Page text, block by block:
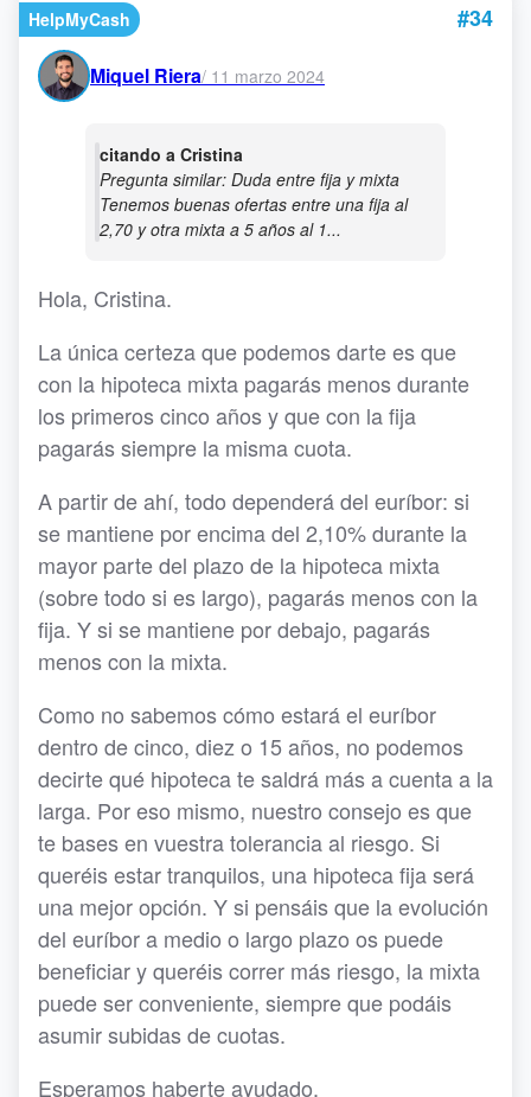
HelpMyCash #34
Miquel Riera/ 11 marzo 2024
citando a Cristina
Pregunta similar: Duda entre fija y mixta
Tenemos buenas ofertas entre una fija al
2,70 y otra mixta a 5 años al 1...
Hola, Cristina.
La única certeza que podemos darte es que
con la hipoteca mixta pagarás menos durante
los primeros cinco años y que con la fija
pagarás siempre la misma cuota.
A partir de ahí, todo dependerá del euríbor: si
se mantiene por encima del 2,10% durante la
mayor parte del plazo de la hipoteca mixta
(sobre todo si es largo), pagarás menos con la
fija. Y si se mantiene por debajo, pagarás
menos con la mixta.
Como no sabemos cómo estará el euríbor
dentro de cinco, diez o 15 años, no podemos
decirte qué hipoteca te saldrá más a cuenta a la
larga. Por eso mismo, nuestro consejo es que
te bases en vuestra tolerancia al riesgo. Si
queréis estar tranquilos, una hipoteca fija será
una mejor opción. Y si pensáis que la evolución
del euríbor a medio o largo plazo os puede
beneficiar y queréis correr más riesgo, la mixta
puede ser conveniente, siempre que podáis
asumir subidas de cuotas.
Esperamos haberte ayudado.